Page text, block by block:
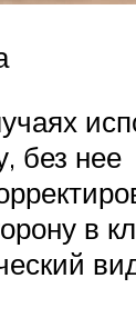
без нее
в